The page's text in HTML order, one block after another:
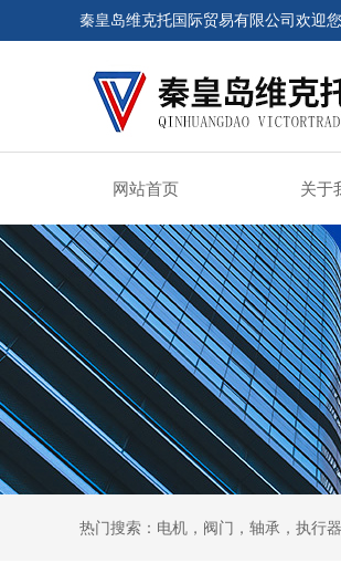
秦皇岛维克托国际贸易有限公司欢迎您
网站首页 关于
热门搜索：电机，阀门，轴承，执行